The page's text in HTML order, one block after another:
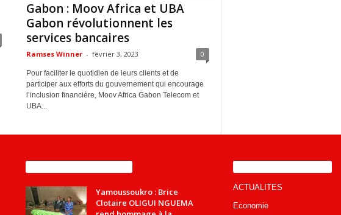
Gabon : Moov Africa et UBA
Gabon révolutionnent les
services bancaires
Ramses Winner - février 3, 2023 0
Pour faciliter le quotidien de leurs clients et de
participer aux efforts du gouvernement qui encourage
l’inclusion financière, Moov Africa Gabon Telecom et
UBA...
Yamoussoukro : Brice
Clotaire OLIGUI NGUEMA
ACTUALITES
Economie